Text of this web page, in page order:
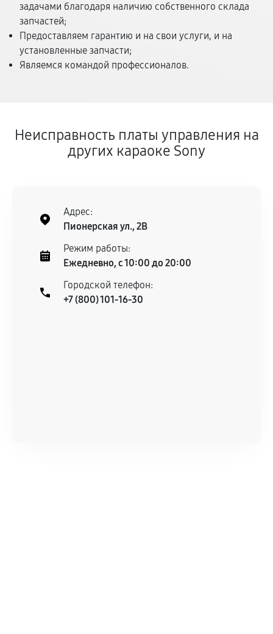
задачами благодаря наличию собственного склада
запчастей;
Предоставляем гарантию и на свои услуги, и на
установленные запчасти;
Являемся командой профессионалов.
Неисправность платы управления на
других караоке Sony
Адрес:
Пионерская ул., 2В
Режим работы:
Ежедневно, с 10:00 до 20:00
Городской телефон:
+7 (800) 101-16-30